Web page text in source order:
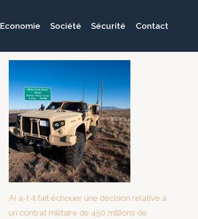
Economie Société Sécurité Contact
AI a-t-il fait échouer une décision relative à
un contrat militaire de 450 millions de